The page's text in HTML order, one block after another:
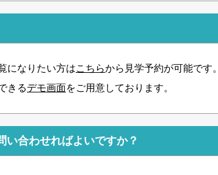
になりたい方はこちらから見学予約が可能です。
きるデモ画面をご用意しております。
い合わせればよいですか？